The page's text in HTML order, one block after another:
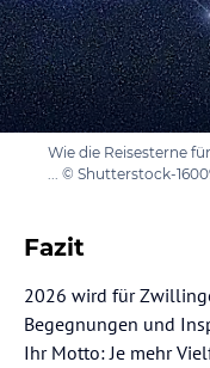
Wie die Reisesterne
... © Shutterstock-
Fazit
2026 wird für
Begegnungen und
⁠Ihr Motto: Je mehr